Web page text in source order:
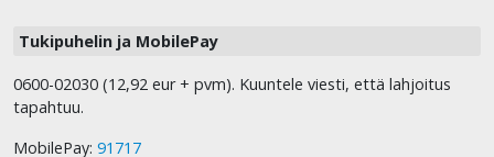
Tukipuhelin ja MobilePay
0600-02030 (12,92 eur + pvm). Kuuntele viesti, että lahjoitus
tapahtuu.
MobilePay: 91717